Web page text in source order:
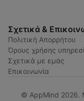
Σχετικά &
Πολιτική Απορρήτου
Όρους χρήσης
Σχετικά με εμάς
Επικοινωνία
© AppMind 2026.